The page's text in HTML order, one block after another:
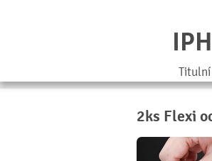
2ks Flexi